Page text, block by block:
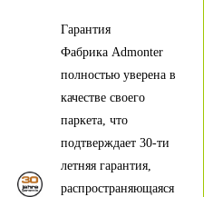
Гарантия
Фабрика Admonter
полностью уверена в
качестве своего
паркета, что
подтверждает 30-ти
летняя гарантия,
распространяющаяся